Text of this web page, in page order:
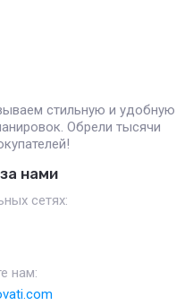
стильную и удобную
Обрели тысячи
нами
сетях:
нам: